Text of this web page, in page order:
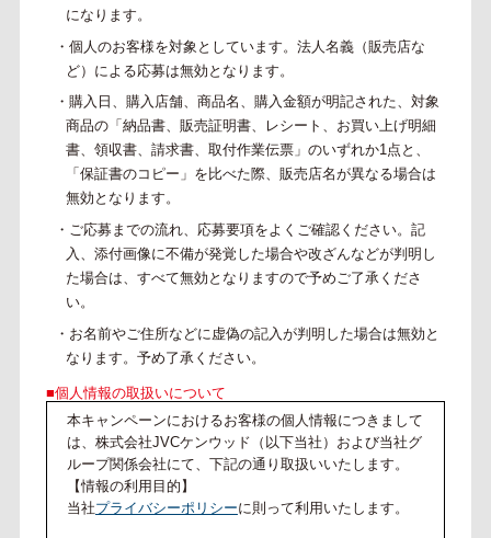
になります。
・個人のお客様を対象としています。法人名義（販売店な
ど）による応募は無効となります。
・購入日、購入店舗、商品名、購入金額が明記された、対象
商品の「納品書、販売証明書、レシート、お買い上げ明細
書、領収書、請求書、取付作業伝票」のいずれか1点と、
「保証書のコピー」を比べた際、販売店名が異なる場合は
無効となります。
・ご応募までの流れ、応募要項をよくご確認ください。記
入、添付画像に不備が発覚した場合や改ざんなどが判明し
た場合は、すべて無効となりますので予めご了承くださ
い。
・お名前やご住所などに虚偽の記入が判明した場合は無効と
なります。予め了承ください。
■個人情報の取扱いについて
本キャンペーンにおけるお客様の個人情報につきまして
は、株式会社JVCケンウッド（以下当社）および当社グ
ループ関係会社にて、下記の通り取扱いいたします。
【情報の利用目的】
当社プライバシーポリシーに則って利用いたします。